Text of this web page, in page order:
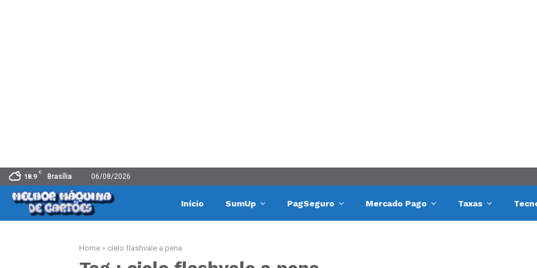
18.9
C
Brasília 06/08/2026
Início SumUp PagSeguro Mercado Pago Taxas
Home » cielo flashvale a pena